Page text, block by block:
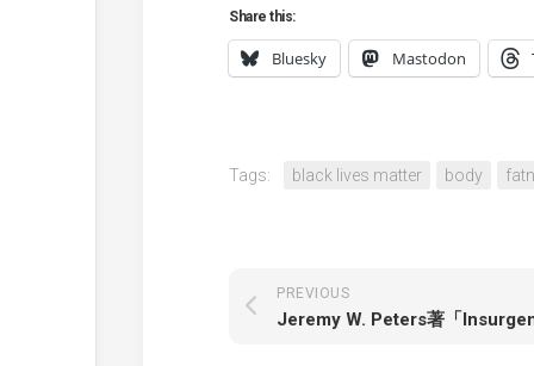
Share this:
Bluesky Mastodon
Tags: black lives matter body
PREVIOUS